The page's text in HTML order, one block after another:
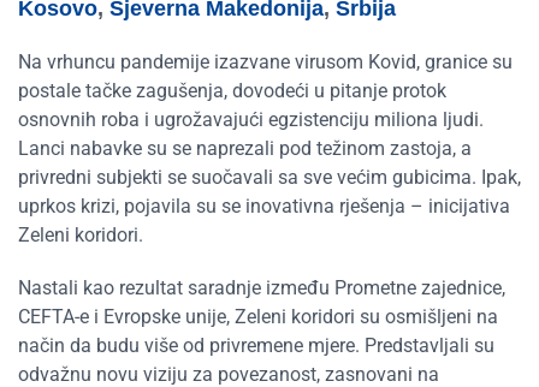
Kosovo, Sjeverna Makedonija, Srbija
Na vrhuncu pandemije izazvane virusom Kovid, granice su
postale tačke zagušenja, dovodeći u pitanje protok
osnovnih roba i ugrožavajući egzistenciju miliona ljudi.
Lanci nabavke su se naprezali pod težinom zastoja, a
privredni subjekti se suočavali sa sve većim gubicima. Ipak,
uprkos krizi, pojavila su se inovativna rješenja – inicijativa
Zeleni koridori.
Nastali kao rezultat saradnje između Prometne zajednice,
CEFTA-e i Evropske unije, Zeleni koridori su osmišljeni na
način da budu više od privremene mjere. Predstavljali su
odvažnu novu viziju za povezanost, zasnovani na